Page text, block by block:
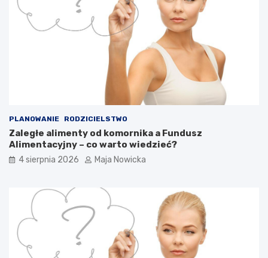
PLANOWANIE RODZICIELSTWO
Zaległe alimenty od komornika a Fundusz
Alimentacyjny – co warto wiedzieć?
4 sierpnia 2026 Maja Nowicka